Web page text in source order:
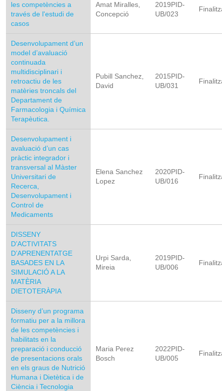
les competències a
través de l'estudi de
casos
Amat Miralles,
Concepció
2019PID-
UB/023
Desenvolupament d’un
model d’avaluació
continuada
multidisciplinari i
retroactiu de les
matèries troncals del
Departament de
Farmacologia i Química
Terapèutica.
Pubill Sanchez,
David
2015PID-
UB/031
Desenvolupament i
avaluació d’un cas
pràctic integrador i
transversal al Màster
Universitari de
Recerca,
Desenvolupament i
Control de
Medicaments
Elena Sanchez
Lopez
2020PID-
UB/016
DISSENY
D’ACTIVITATS
D’APRENENTATGE
BASADES EN LA
SIMULACIÓ A LA
MATÈRIA
DIETOTERÀPIA
Urpi Sarda,
Mireia
2019PID-
UB/006
Disseny d’un programa
formatiu per a la millora
de les competències i
habilitats en la
preparació i conducció
de presentacions orals
en els graus de Nutrició
Humana i Dietètica i de
Ciència i Tecnologia
Maria Perez
Bosch
2022PID-
UB/005